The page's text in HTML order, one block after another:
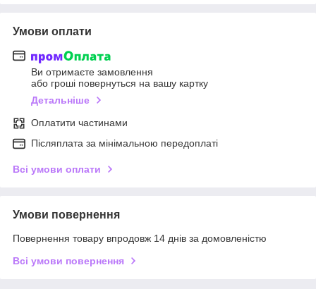
Умови оплати
Ви отримаєте замовлення
або гроші повернуться на вашу картку
Детальніше
Оплатити частинами
Післяплата за мінімальною передоплаті
Всі умови оплати
Умови повернення
Повернення товару впродовж 14 днів за домовленістю
Всі умови повернення